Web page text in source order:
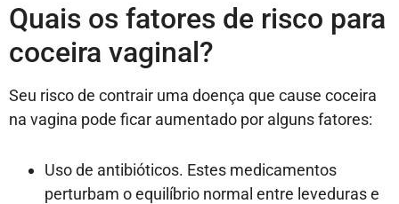
Quais os fatores de risco para
coceira vaginal?
Seu risco de contrair uma doença que cause coceira
na vagina pode ficar aumentado por alguns fatores:
Uso de antibióticos. Estes medicamentos
perturbam o equilíbrio normal entre leveduras e